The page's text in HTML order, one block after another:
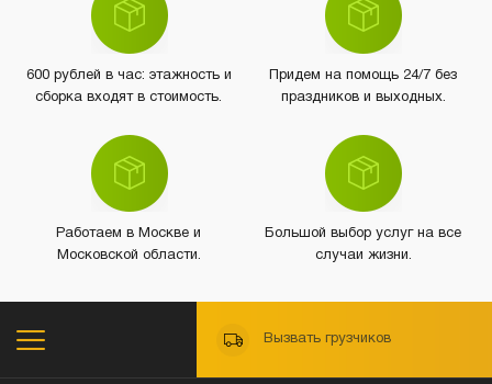
600 рублей в час: этажность и
сборка входят в стоимость.
Придем на помощь 24/7 без
праздников и выходных.
Работаем в Москве и
Московской области.
Большой выбор услуг на все
случаи жизни.
Вызвать грузчиков